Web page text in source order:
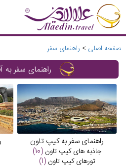
صفحه اصلی > راهنمای سفر
راهنمای سفر به
راهنمای سفر به کیپ تاون
جاذبه های کیپ تاون (10)
تورهای کیپ تاون (1)